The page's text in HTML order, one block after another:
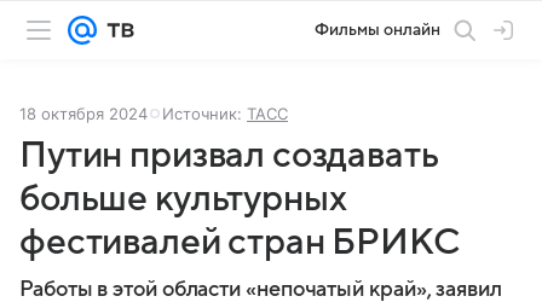
Фильмы онлайн
18 октября 2024 Источник: ТАСС
Путин призвал создавать
больше культурных
фестивалей стран БРИКС
Работы в этой области «непочатый край», заявил